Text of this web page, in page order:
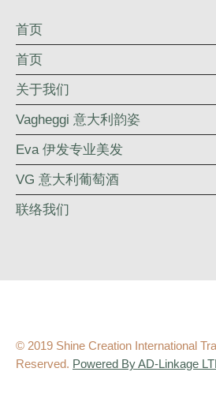
首页
首页
关于我们
Vagheggi 意大利韵姿
Eva 伊发专业美发
VG 意大利葡萄酒
联络我们
© 2019 Shine Creation International
Reserved. Powered By AD-Linkage